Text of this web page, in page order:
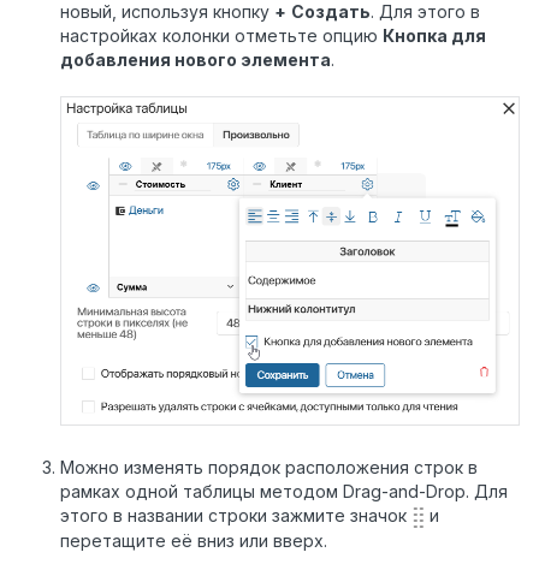
новый, используя кнопку + Создать. Для этого в
настройках колонки отметьте опцию Кнопка для
добавления нового элемента.
Можно изменять порядок расположения строк в
рамках одной таблицы методом Drag-and-Drop. Для
этого в названии строки зажмите значок
и
перетащите её вниз или вверх.